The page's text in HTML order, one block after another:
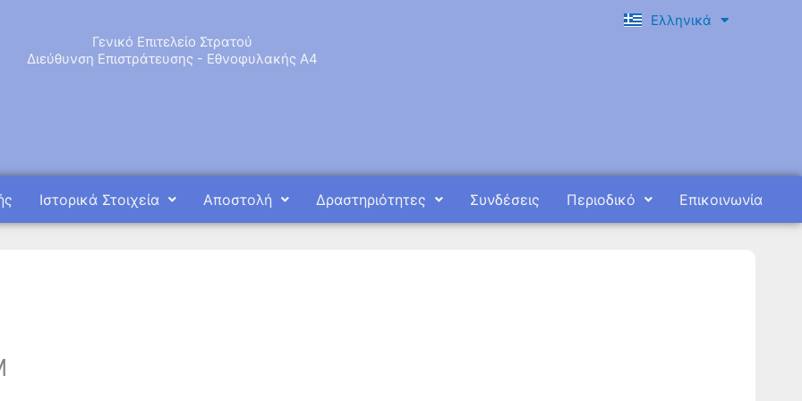
Γενικό Επιτελείο Στρατού
Διεύθυνση Επιστράτευσης - Εθνοφυλακής Α4
Ελληνικά
English
Ιστορικά Στοιχεία Αποστολή Δραστηριότητες Συνδέσεις Περιοδικό Επικοινωνία